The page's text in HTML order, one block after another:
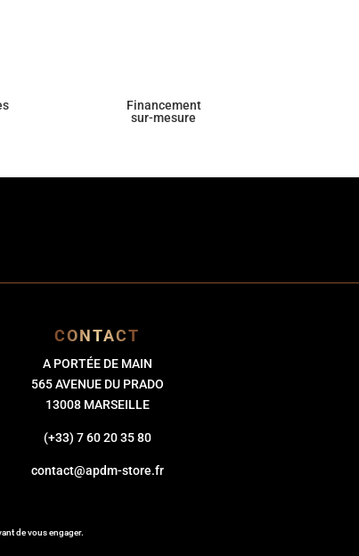
Financement
sur-mesure
CONTACT
A PORTÉE DE MAIN
565 AVENUE DU PRADO
13008 MARSEILLE
(+33) 7 60 20 35 80
contact@apdm-store.fr
de vous engager.